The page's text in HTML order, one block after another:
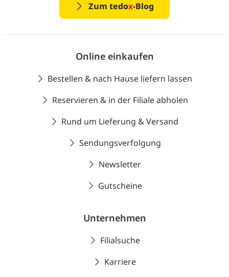
Zum tedox-Blog
Online einkaufen
Bestellen & nach Hause liefern lassen
Reservieren & in der Filiale abholen
Rund um Lieferung & Versand
Sendungsverfolgung
Newsletter
Gutscheine
Unternehmen
Filialsuche
Karriere